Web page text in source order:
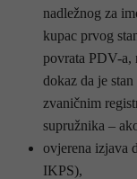
nadležnog za
kupac prvog
povrata PDV-a,
dokaz da je
zvaničnim
supružnika –
ovjerena izjava
IKPS),